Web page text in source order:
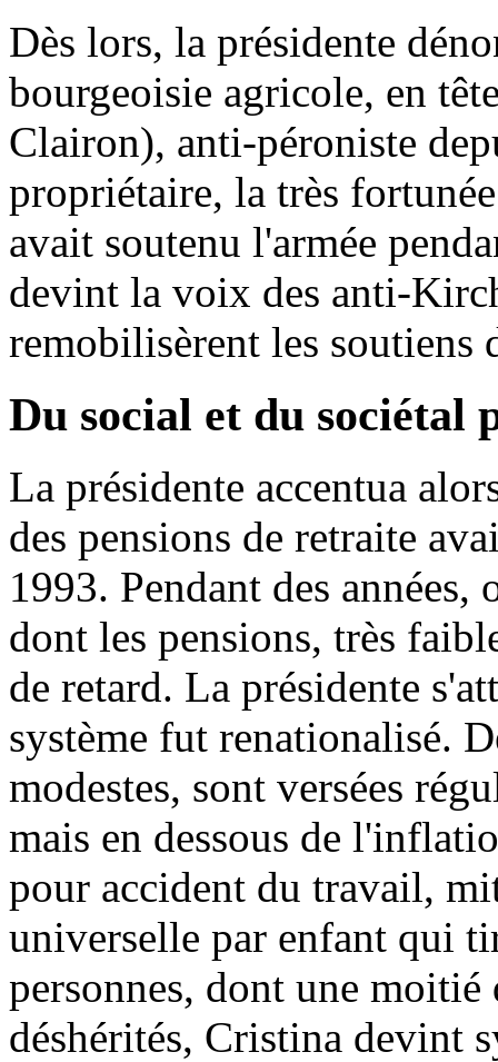
Dès lors, la présidente
bourgeoisie agricole, en
Clairon), anti-péroniste
propriétaire, la très
avait soutenu l'armée
devint la voix des anti-
remobilisèrent les soutiens
Du social et du sociétal
La présidente accentua
des pensions de retraite
1993. Pendant des
dont les pensions, très
de retard. La présidente
système fut renationalisé.
modestes, sont versées
mais en dessous de
pour accident du travail,
universelle par enfant qui
personnes, dont une
déshérités, Cristina devint